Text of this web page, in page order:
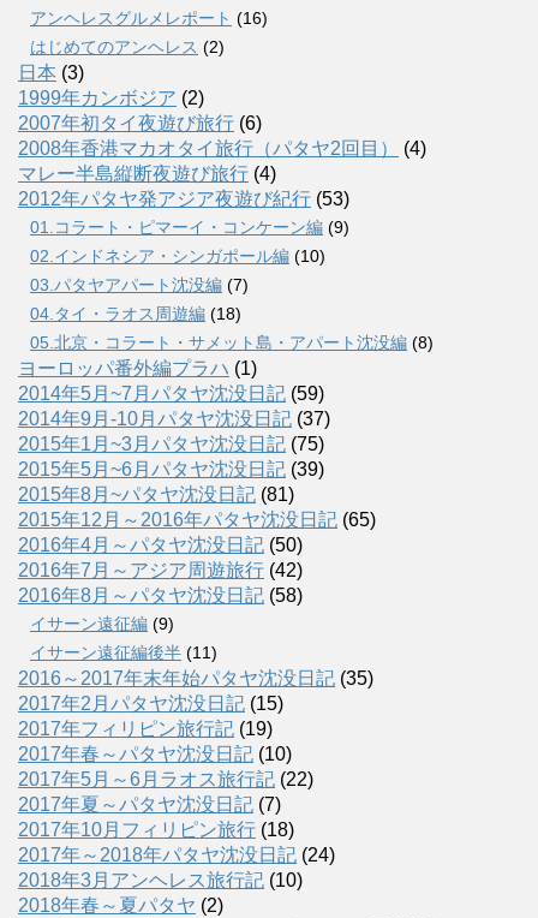
アンヘレスグルメレポート (16)
はじめてのアンヘレス (2)
日本 (3)
1999年カンボジア (2)
2007年初タイ夜遊び旅行 (6)
2008年香港マカオタイ旅行（パタヤ2回目）
(4)
マレー半島縦断夜遊び旅行 (4)
2012年パタヤ発アジア夜遊び紀行 (53)
01.コラート・ピマーイ・コンケーン編 (9)
02.インドネシア・シンガポール編 (10)
03.パタヤアパート沈没編 (7)
04.タイ・ラオス周遊編 (18)
05.北京・コラート・サメット島・アパート沈没編 (8)
ヨーロッパ番外編プラハ (1)
2014年5月~7月パタヤ沈没日記 (59)
2014年9月-10月パタヤ沈没日記 (37)
2015年1月~3月パタヤ沈没日記 (75)
2015年5月~6月パタヤ沈没日記 (39)
2015年8月~パタヤ沈没日記 (81)
2015年12月～2016年パタヤ沈没日記 (65)
2016年4月～パタヤ沈没日記 (50)
2016年7月～アジア周遊旅行 (42)
2016年8月～パタヤ沈没日記 (58)
イサーン遠征編 (9)
イサーン遠征編後半 (11)
2016～2017年末年始パタヤ沈没日記 (35)
2017年2月パタヤ沈没日記 (15)
2017年フィリピン旅行記 (19)
2017年春～パタヤ沈没日記 (10)
2017年5月～6月ラオス旅行記 (22)
2017年夏～パタヤ沈没日記 (7)
2017年10月フィリピン旅行 (18)
2017年～2018年パタヤ沈没日記 (24)
2018年3月アンヘレス旅行記 (10)
2018年春～夏パタヤ (2)